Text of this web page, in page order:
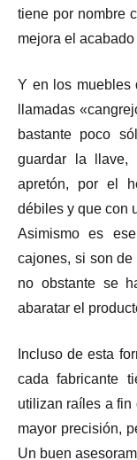
tiene por nombre
mejora el acabado
Y en los muebles
llamadas
bastante poco
guardar la llave,
apretón, por el
débiles y que con
Asimismo es
cajones, si son de
no obstante se
abaratar el
Incluso de esta
cada fabricante
utilizan raíles a fin
mayor precisión,
Un buen